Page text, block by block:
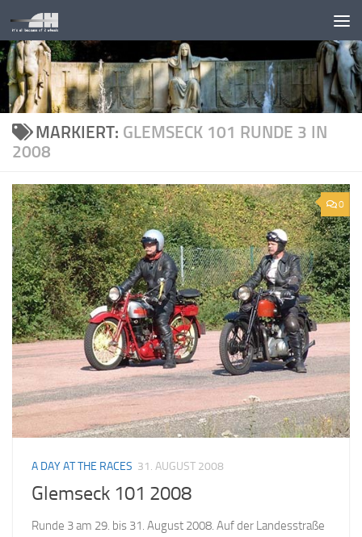
Unter dem Inhalt
MARKIERT: GLEMSECK 101 RUNDE 3 IN
2008
0
A DAY AT THE RACES 31. AUGUST 2008
Glemseck 101 2008
Runde 3 am 29. bis 31. August 2008. Auf der Landesstraße